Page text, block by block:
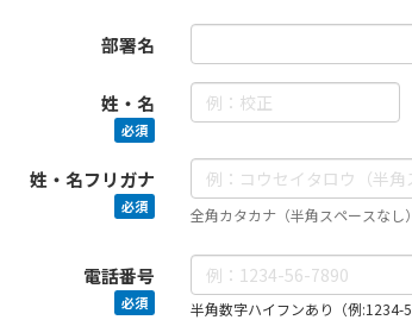
部署名
姓・名
必須
姓・名フリガナ
必須 全角カタカナ（半角スペースなし
電話番号
必須 半角数字ハイフンあり（例:1234-